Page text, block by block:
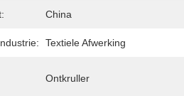
China
Textiele Afwerking
Ontkruller